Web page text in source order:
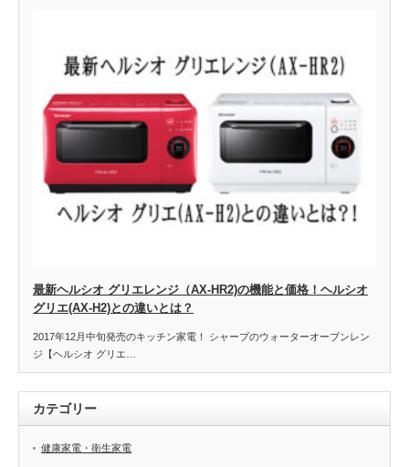
最新ヘルシオ グリエレンジ（AX-HR2)の機能と価格！ヘルシオ
グリエ(AX-H2)との違いとは？
2017年12月中旬発売のキッチン家電！ シャープのウォーターオーブンレン
ジ【ヘルシオ グリエ…
カテゴリー
健康家電・衛生家電